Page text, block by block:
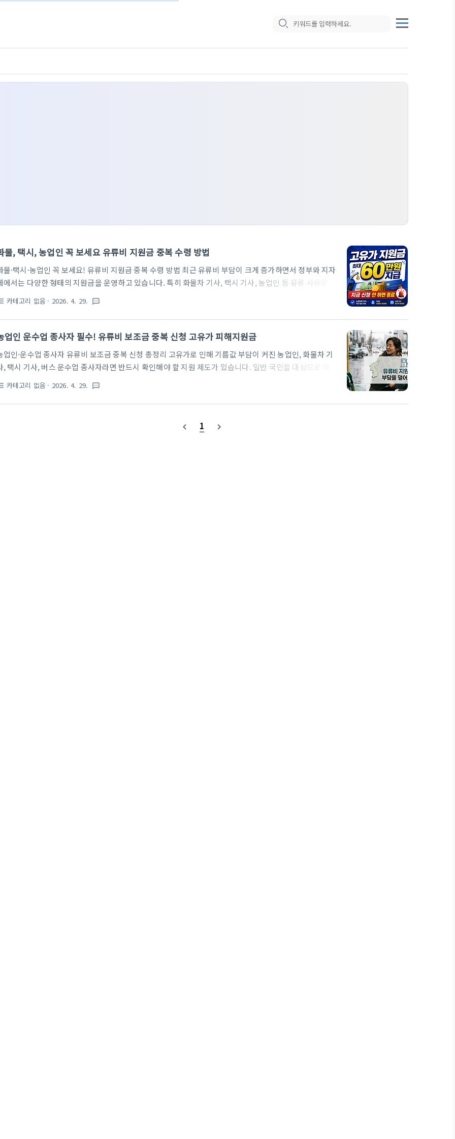
물, 택시, 농업인 꼭 보세요 유류비 지원금 중복 수령 방법
물·택시·농업인 꼭 보세요! 유류비 지원금 중복 수령 방법 최근 유류비 부담이 크게 증가하면서 정부와 지자
에서는 다양한 형태의 지원금을 운영하고 있습니다. 특히 화물차 기사, 택시 기사, 농업인 등 유류 사용량이
지원금만 신청하고 끝내는 경우가 많지만, 실제로는 고유가 피해지원금과 업종별 보조금은 별도 제도로 운영
기 때문에 조건만 충족하면 동시에 신청이 가능합니다. 이 글에서는 대상별 신청 방법부터 중복 수령 전략까
한 번에 정리해드립니다. 지원금 바로 확인하기👆 ✅ 중복 수령 가능한 이유 고유가 피해지원금은 일반 국민
카테고리 없음 · 2026. 4. 29. textsms
업인 운수업 종사자 필수! 유류비 보조금 중복 신청 고유가 피해지원금
업인·운수업 종사자 유류비 보조금 중복 신청 총정리 고유가로 인해 기름값 부담이 커진 농업인, 화물차 기
, 택시 기사, 버스 운수업 종사자라면 반드시 확인해야 할 지원 제도가 있습니다. 일반 국민을 대상으로 하는
른 제도로 운영되기 때문에 조건이 맞으면 중복 신청이 가능합니다. 특히 농업·운수업 종사자는 일반 가구 기
을 충족할 경우 고유가 피해지원금을 신청하고, 동시에 본인 업종에 맞는 유류비 보조금도 별도로 신청할 수
먼저 구분한 뒤 순서대로 확인하는 것이 중요합니다. 고유가 피해지..
카테고리 없음 · 2026. 4. 29. textsms
navigate_before 1 navigate_next